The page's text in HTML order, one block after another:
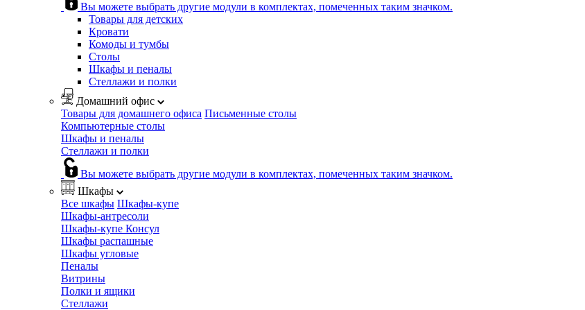
Вы можете выбрать другие модули в комплектах, помеченных таким значком.
Товары для детских
Кровати
Комоды и тумбы
Столы
Шкафы и пеналы
Стеллажи и полки
Домашний офис
Товары для домашнего офиса Письменные столы
Компьютерные столы
Шкафы и пеналы
Стеллажи и полки
Вы можете выбрать другие модули в комплектах, помеченных таким значком.
Шкафы
Все шкафы Шкафы-купе
Шкафы-антресоли
Шкафы-купе Консул
Шкафы распашные
Шкафы угловые
Пеналы
Витрины
Полки и ящики
Стеллажи